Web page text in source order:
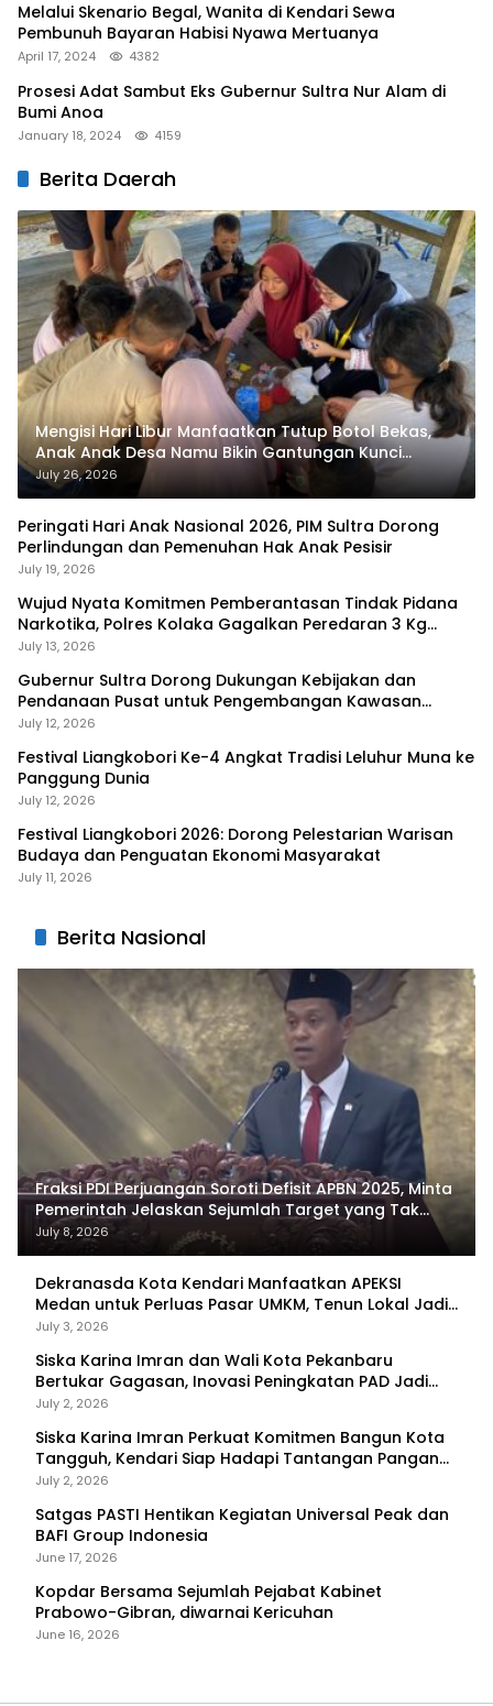
Melalui Skenario Begal, Wanita di Kendari Sewa
Pembunuh Bayaran Habisi Nyawa Mertuanya
April 17, 2024 4382
Prosesi Adat Sambut Eks Gubernur Sultra Nur Alam di
Bumi Anoa
January 18, 2024 4159
Berita Daerah
Mengisi Hari Libur Manfaatkan Tutup Botol Bekas,
Anak Anak Desa Namu Bikin Gantungan Kunci
Bernilai Ekonomi
July 26, 2026
Peringati Hari Anak Nasional 2026, PIM Sultra Dorong
Perlindungan dan Pemenuhan Hak Anak Pesisir
July 19, 2026
Wujud Nyata Komitmen Pemberantasan Tindak Pidana
Narkotika, Polres Kolaka Gagalkan Peredaran 3 Kg
Sabu-Sabu
July 13, 2026
Gubernur Sultra Dorong Dukungan Kebijakan dan
Pendanaan Pusat untuk Pengembangan Kawasan
Liangkobhori
July 12, 2026
Festival Liangkobori Ke-4 Angkat Tradisi Leluhur Muna ke
Panggung Dunia
July 12, 2026
Festival Liangkobori 2026: Dorong Pelestarian Warisan
Budaya dan Penguatan Ekonomi Masyarakat
July 11, 2026
Berita Nasional
Fraksi PDI Perjuangan Soroti Defisit APBN 2025, Minta
Pemerintah Jelaskan Sejumlah Target yang Tak
Tercapai
July 8, 2026
Dekranasda Kota Kendari Manfaatkan APEKSI
Medan untuk Perluas Pasar UMKM, Tenun Lokal Jadi
Primadona
July 3, 2026
Siska Karina Imran dan Wali Kota Pekanbaru
Bertukar Gagasan, Inovasi Peningkatan PAD Jadi
Fokus Diskusi
July 2, 2026
Siska Karina Imran Perkuat Komitmen Bangun Kota
Tangguh, Kendari Siap Hadapi Tantangan Pangan
dan Bencana
July 2, 2026
Satgas PASTI Hentikan Kegiatan Universal Peak dan
BAFI Group Indonesia
June 17, 2026
Kopdar Bersama Sejumlah Pejabat Kabinet
Prabowo-Gibran, diwarnai Kericuhan
June 16, 2026